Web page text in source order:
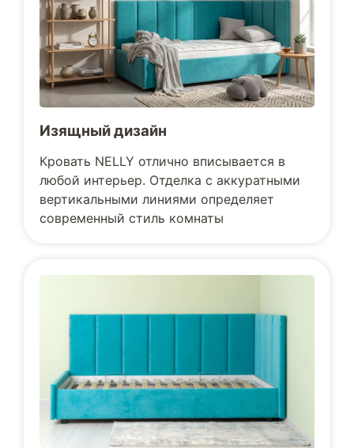
Изящный дизайн
Кровать NELLY отлично вписывается в
любой интерьер. Отделка с аккуратными
вертикальными линиями определяет
современный стиль комнаты